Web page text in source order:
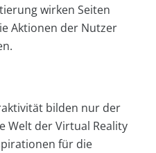
wirken Seiten
Aktionen der Nutzer
bilden nur der
Welt der Virtual Reality
für die